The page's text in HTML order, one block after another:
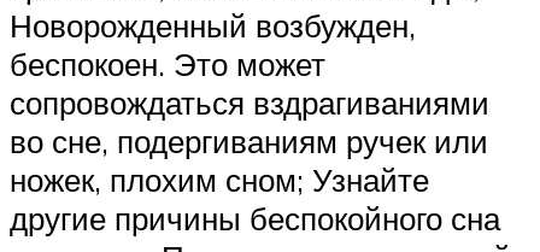
Новорожденный возбужден,
беспокоен. Это может
сопровождаться вздрагиваниями
во сне, подергиваниям ручек или
ножек, плохим сном; Узнайте
другие причины беспокойного сна